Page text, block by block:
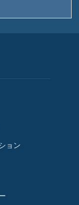
ョン